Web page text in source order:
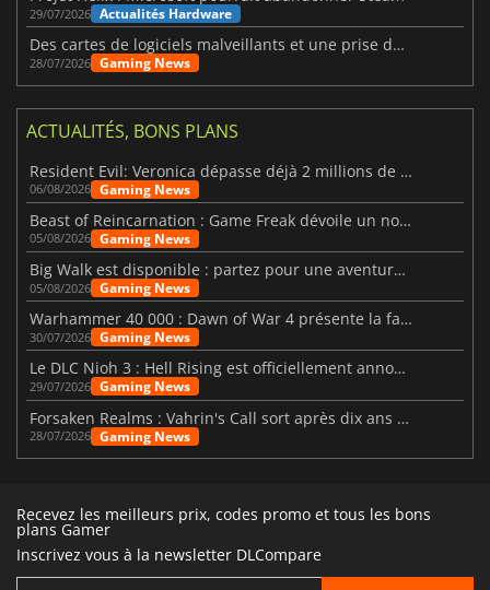
29/07/2026 Actualités Hardware
Des cartes de logiciels malveillants et une prise de contrôle de Discord ont touché Meccha Chameleon
28/07/2026 Gaming News
ACTUALITÉS, BONS PLANS
Resident Evil: Veronica dépasse déjà 2 millions de wishlists
06/08/2026 Gaming News
Beast of Reincarnation : Game Freak dévoile un nouveau pari
05/08/2026 Gaming News
Big Walk est disponible : partez pour une aventure entre amis
05/08/2026 Gaming News
Warhammer 40 000 : Dawn of War 4 présente la faction des Nécrons
30/07/2026 Gaming News
Le DLC Nioh 3 : Hell Rising est officiellement annoncé
29/07/2026 Gaming News
Forsaken Realms : Vahrin's Call sort après dix ans de développement
28/07/2026 Gaming News
Recevez les meilleurs prix, codes promo et tous les bons
plans Gamer
Inscrivez vous à la newsletter DLCompare